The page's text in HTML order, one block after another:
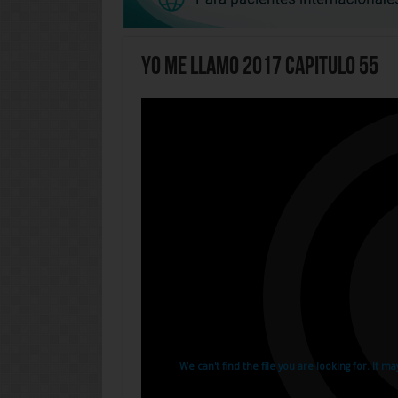
Yo Me Llamo 2017 Capitulo 55